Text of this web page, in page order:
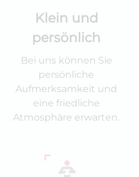
Klein und
persönlich
Bei uns können Sie
persönliche
Aufmerksamkeit und
eine friedliche
Atmosphäre erwarten.